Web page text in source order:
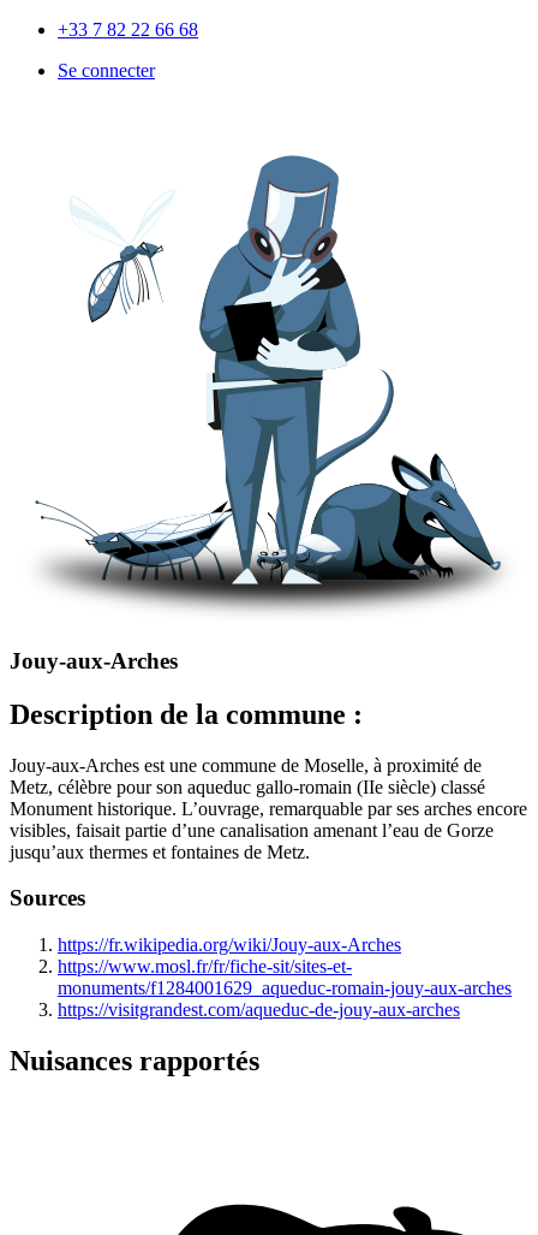
+33 7 82 22 66 68
Se connecter
Jouy-aux-Arches
Description de la commune :
Jouy‑aux‑Arches est une commune de Moselle, à proximité de
Metz, célèbre pour son aqueduc gallo‑romain (IIe siècle) classé
Monument historique. L’ouvrage, remarquable par ses arches encore
visibles, faisait partie d’une canalisation amenant l’eau de Gorze
jusqu’aux thermes et fontaines de Metz.
Sources
https://fr.wikipedia.org/wiki/Jouy-aux-Arches
https://www.mosl.fr/fr/fiche-sit/sites-et-
monuments/f1284001629_aqueduc-romain-jouy-aux-arches
https://visitgrandest.com/aqueduc-de-jouy-aux-arches
Nuisances rapportés